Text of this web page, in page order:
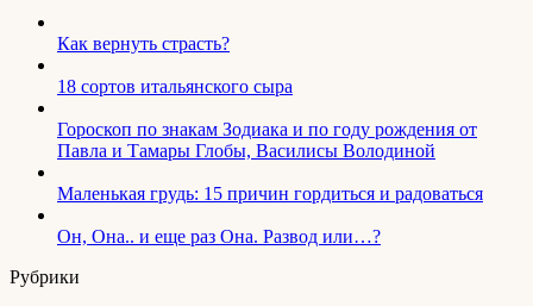
Как вернуть страсть?
18 сортов итальянского сыра
Гороскоп по знакам Зодиака и по году рождения от
Павла и Тамары Глобы, Василисы Володиной
Маленькая грудь: 15 причин гордиться и радоваться
Он, Она.. и еще раз Она. Развод или…?
Рубрики